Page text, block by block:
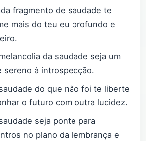
fragmento de saudade te
mais do teu eu profundo e
da saudade seja um
sereno à introspecção.
do que não foi te liberte
o futuro com outra lucidez.
seja ponte para
no plano da lembrança e